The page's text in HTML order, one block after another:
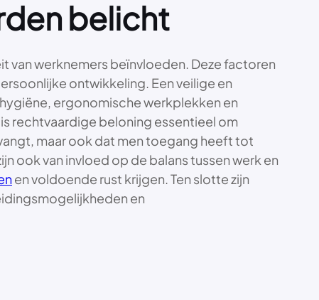
belicht
werknemers beïnvloeden. Deze factoren
ontwikkeling. Een veilige en
ergonomische werkplekken en
rechtvaardige beloning essentieel om
maar ook dat men toegang heeft tot
ook van invloed op de balans tussen werk en
en voldoende rust krijgen. Ten slotte zijn
en